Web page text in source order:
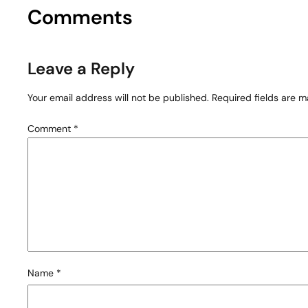
Comments
Leave a Reply
Your email address will not be published. Required fields are
Comment *
Name *